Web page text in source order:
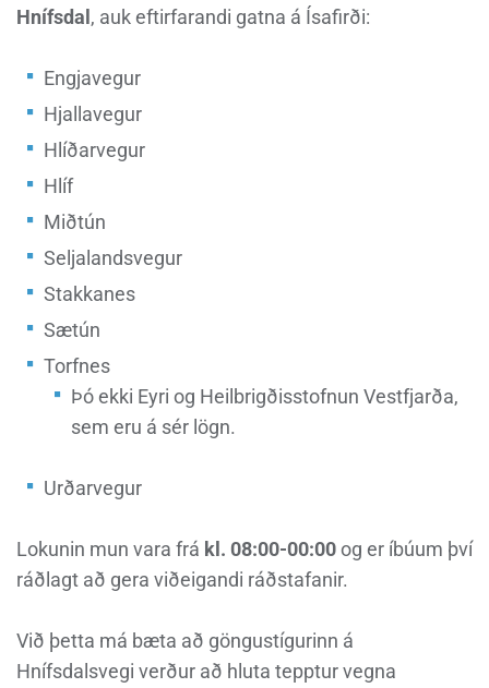
Hnífsdal , auk eftirfarandi gatna á Ísafirði:
Engjavegur
Hjallavegur
Hlíðarvegur
Hlíf
Miðtún
Seljalandsvegur
Stakkanes
Sætún
Torfnes
Þó ekki Eyri og Heilbrigðisstofnun Vestfjarða,
sem eru á sér lögn.
Urðarvegur
Lokunin mun vara frá kl. 08:00-00:00og er íbúum því
ráðlagt að gera viðeigandi ráðstafanir.
Við þetta má bæta að göngustígurinn á
Hnífsdalsvegi verður að hluta tepptur vegna